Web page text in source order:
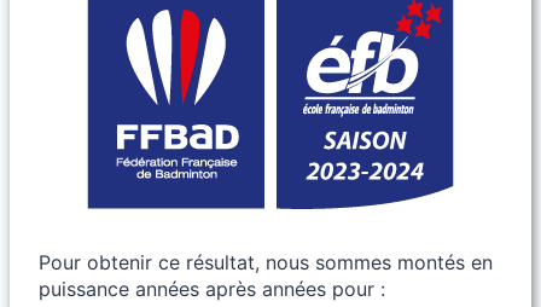
Pour obtenir ce résultat, nous sommes montés en
puissance années après années pour :